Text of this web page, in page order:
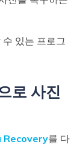
있는 프로그
로 사진
Recovery를 다